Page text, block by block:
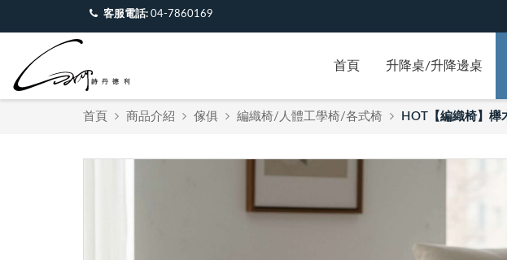
客服電話: 04-7860169
首頁 升降桌/升降邊桌
首頁 商品介紹 傢俱 編織椅/人體工學椅/各式椅 HOT【編織椅】櫸